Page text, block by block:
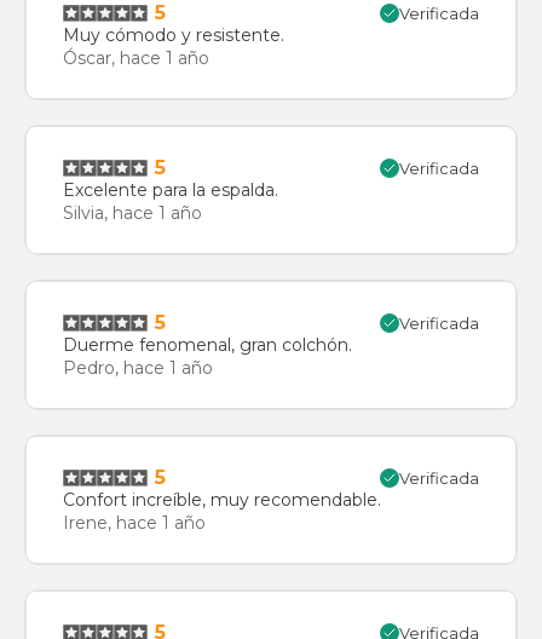
5 Verificada
Muy cómodo y resistente.
Óscar, hace 1 año
5 Verificada
Excelente para la espalda.
Silvia, hace 1 año
5 Verificada
Duerme fenomenal, gran colchón.
Pedro, hace 1 año
5 Verificada
Confort increíble, muy recomendable.
Irene, hace 1 año
5 Verificada